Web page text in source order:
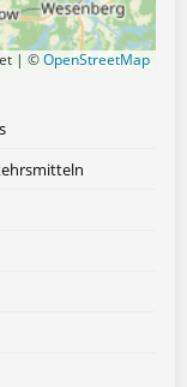
| ©OpenStreetMap